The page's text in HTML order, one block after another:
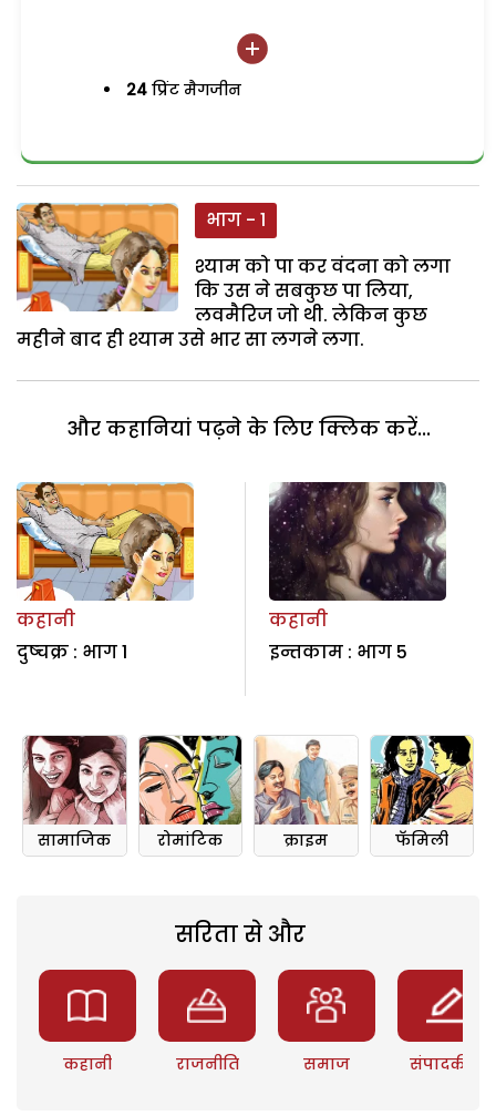
24 प्रिंट मैगजीन
भाग - 1
श्याम को पा कर वंदना को लगा
कि उस ने सबकुछ पा लिया,
लवमैरिज जो थी. लेकिन कुछ
महीने बाद ही श्याम उसे भार सा लगने लगा.
और कहानियां पढ़ने के लिए क्लिक करें...
कहानी
दुष्चक्र : भाग 1
कहानी
इन्तकाम : भाग 5
सामाजिक रोमांटिक क्राइम फॅमिली
सरिता से और
कहानी राजनीति समाज संपादकीय